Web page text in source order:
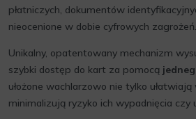
płatniczych, dokumentów
nieocenione w dobie cyfrowych zagrożeń.
Unikalny, opatentowany mechanizm
szybki dostęp do kart za pomocą
ułożone wachlarzowo nie tylko
minimalizują ryzyko ich wypadnięcia czy